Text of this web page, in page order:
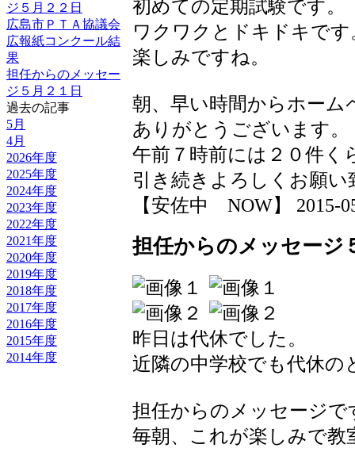
ジ５月２２日
広島市ＰＴＡ協議会
広報紙コンクール結
果
担任からのメッセー
ジ５月２１日
過去の記事
5月
4月
2026年度
2025年度
2024年度
2023年度
2022年度
2021年度
2020年度
2019年度
2018年度
2017年度
2016年度
2015年度
2014年度
初めての定期試験です。
ワクワクとドキドキです
楽しみですね。
朝、早い時間からホー
ありがとうございます。
午前７時前には２０件
引き続きよろしくお願い
【安佐中 NOW】 2015-
担任からのメッセージ
昨日は代休でした。
近隣の中学校でも代休
担任からのメッセージで
毎朝、これが楽しみで教